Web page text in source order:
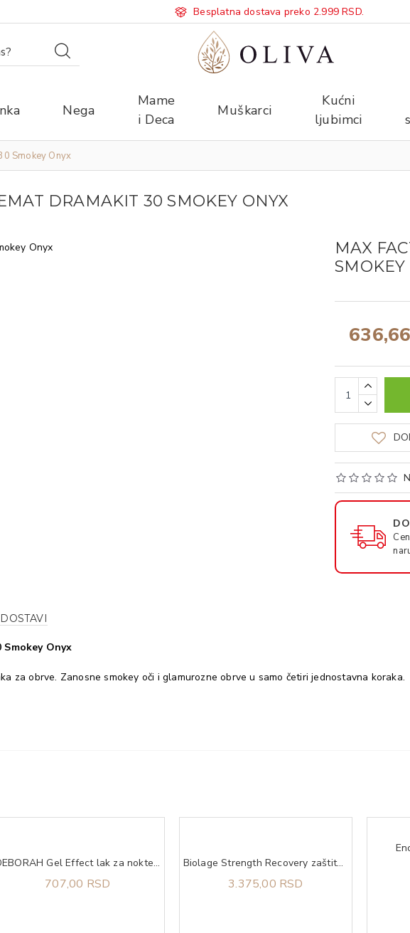
Besplatna dostava preko 2.999 RSD.
Nega
Mame
i Deca
Muškarci
Kućni
ljubimci
Smokey Onyx
DRAMAKIT 30 SMOKEY ONYX
MAX
SMOKEY
Smokey Onyx
za obrve. Zanosne smokey oči i glamurozne obrve u samo četiri jednostavna koraka.
DEBORAH Gel Effect lak za nokte 20
707,00 RSD
Biolage Strength Recovery zaštitni sprej 232 ml
3.375,00 RSD